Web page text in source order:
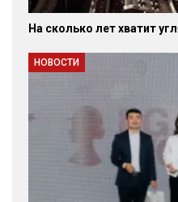
На сколько лет хватит
НОВОСТИ